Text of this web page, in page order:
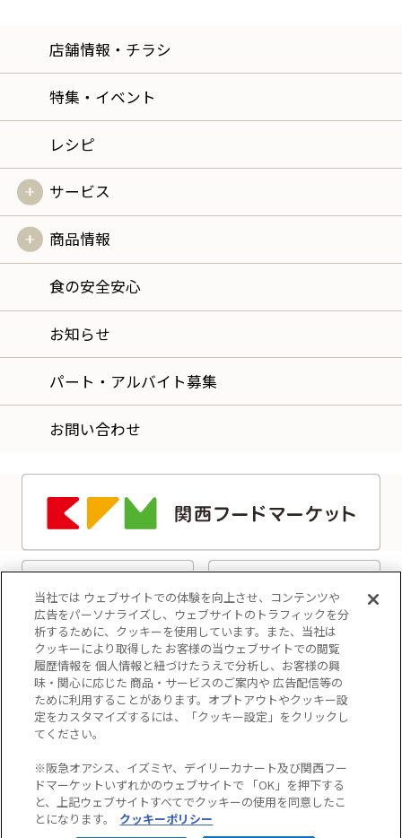
店舗情報・チラシ
特集・イベント
レシピ
サービス
商品情報
食の安全安心
お知らせ
パート・アルバイト募集
お問い合わせ
クッキーポリシー
マルチステークホルダー方針
カスタマーハラスメントに対する基本方針
当社では ウェブサイトでの体験を向上させ、コンテンツや
広告をパーソナライズし、ウェブサイトのトラフィックを分
析するために、クッキーを使用しています。また、当社は
クッキーにより取得した お客様の当ウェブサイトでの閲覧
履歴情報を 個人情報と紐づけたうえで分析し、お客様の興
味・関心に応じた 商品・サービスのご案内や 広告配信等の
ために利用することがあります。オプトアウトやクッキー設
定をカスタマイズするには、「クッキー設定」をクリックし
てください。
※阪急オアシス、イズミヤ、デイリーカナート及び関西フー
ドマーケットいずれかのウェブサイトで 「OK」を押下する
と、上記ウェブサイトすべてでクッキーの使用を同意したこ
とになります。
クッキーポリシー